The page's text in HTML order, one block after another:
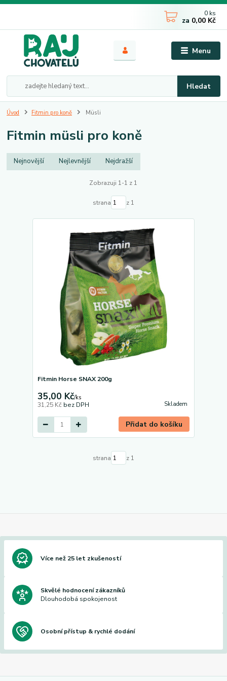
Menu
Hledat
0 ks
za 0,00 Kč
Úvod Fitmin pro koně Müsli
Fitmin müsli pro koně
Nejnovější Nejlevnější Nejdražší
Zobrazuji 1-1 z 1
strana z 1
Fitmin Horse SNAX 200g
35,00 Kč/ks
31,25 Kč bez DPH Skladem
Přidat do košíku
strana z 1
Více než 25 let zkušeností
Skvělé hodnocení zákazníků
Dlouhodobá spokojenost
Osobní přístup & rychlé dodání